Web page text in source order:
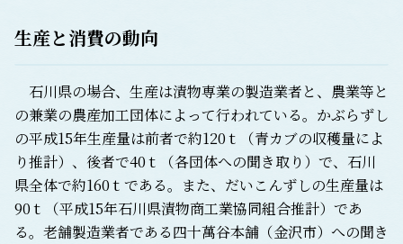
生産と消費の動向
石川県の場合、生産は漬物専業の製造業者と、農業等と
の兼業の農産加工団体によって行われている。かぶらずし
の平成15年生産量は前者で約120ｔ（青カブの収穫量によ
り推計）、後者で40ｔ（各団体への聞き取り）で、石川
県全体で約160ｔである。また、だいこんずしの生産量は
90ｔ（平成15年石川県漬物商工業協同組合推計）であ
る。老舗製造業者である四十萬谷本舗（金沢市）への聞き